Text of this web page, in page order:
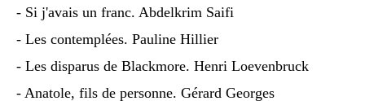
- Si j'avais un franc. Abdelkrim Saifi
- Les contemplées. Pauline Hillier
- Les disparus de Blackmore. Henri Loevenbruck
- Anatole, fils de personne. Gérard Georges